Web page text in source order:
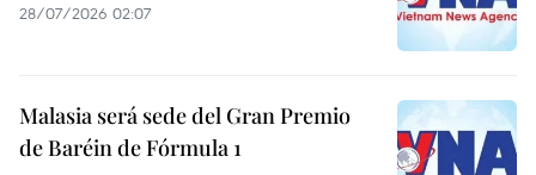
28/07/2026 02:07
Malasia será sede del Gran Premio
de Baréin de Fórmula 1